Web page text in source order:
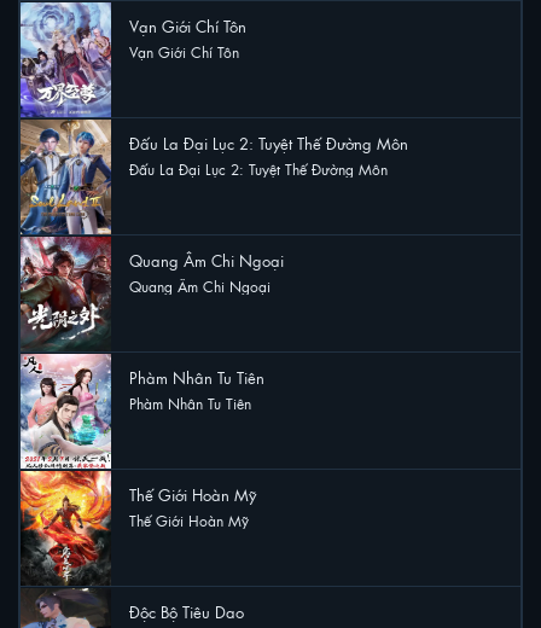
Vạn Giới Chí Tôn
Vạn Giới Chí Tôn
Đấu La Đại Lục 2: Tuyệt Thế Đường Môn
Đấu La Đại Lục 2: Tuyệt Thế Đường Môn
Quang Âm Chi Ngoại
Quang Âm Chi Ngoại
Phàm Nhân Tu Tiên
Phàm Nhân Tu Tiên
Thế Giới Hoàn Mỹ
Thế Giới Hoàn Mỹ
Độc Bộ Tiêu Dao